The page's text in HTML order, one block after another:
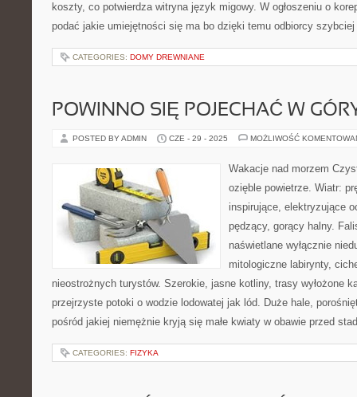
koszty, co potwierdza witryna język migowy. W ogłoszeniu o
podać jakie umiejętności się ma bo dzięki temu odbiorcy
CATEGORIES: DOMY DREWNIANE
POWINNO SIĘ POJECHAĆ W
POSTED BY ADMIN CZE - 29 - 2025 MOŻLIWOŚĆ
Wakacje nad morzem
ozięble powietrze. Wiatr:
inspirujące, elektryzujące
pędzący, gorący halny.
naświetlane wyłącznie
mitologiczne labirynty,
nieostrożnych turystów. Szerokie, jasne kotliny, trasy wyłożone
przejrzyste potoki o wodzie lodowatej jak lód. Duże hale,
pośród jakiej niemężnie kryją się małe kwiaty w obawie przed
CATEGORIES: FIZYKA